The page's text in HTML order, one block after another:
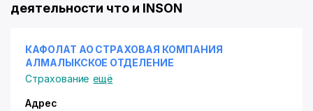
деятельности что и INSON
КАФОЛАТ АО СТРАХОВАЯ КОМПАНИЯ
АЛМАЛЫКСКОЕ ОТДЕЛЕНИЕ
Страхование ещё
Адрес